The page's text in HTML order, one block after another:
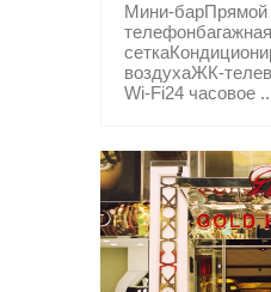
Мини-барПрямой
телефонбагажная
воздухаЖК-
Wi-Fi24 часовое